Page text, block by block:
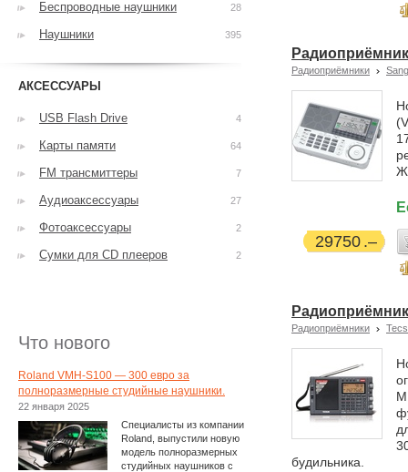
Радиоприёмники
29750
Радиоприёмники
будильника.
Беспроводные наушники 28
Наушники 395
АКСЕССУАРЫ
USB Flash Drive 4
Карты памяти 64
FM трансмиттеры 7
Аудиоаксессуары 27
Фотоаксессуары 2
Сумки для CD плееров 2
Что нового
Roland VMH-S100 — 300 евро за
полноразмерные студийные наушники.
22 января 2025
Специалисты из компании
Roland, выпустили новую
модель полноразмерных
студийных наушников с